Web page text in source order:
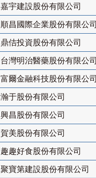
嘉宇建設股份有限公司
順昌國際企業股份有限公司
鼎佶投資股份有限公司
台灣明治醫藥股份有限公司
富爾金融科技股份有限公司
瀚于股份有限公司
興昌股份有限公司
賀美股份有限公司
趣趣好食股份有限公司
聚寶第建設股份有限公司